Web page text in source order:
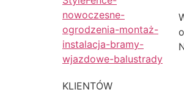
KLIENTÓW